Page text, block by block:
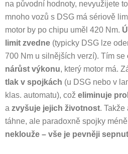
na původní hodnoty, nevyužijete
mnoho vozů s DSG má sériově
motor by po chipu uměl 420 Nm.
limit zvedne (typicky DSG lze
700 Nm u silnějších verzí). Tím se
nárůst výkonu, který motor má.
tlak v spojkách (u DSG nebo v
klas. automatu), což eliminuje
a zvyšuje jejich životnost. Takže
táhne, ale paradoxně spojky
neklouže – vše je pevněji